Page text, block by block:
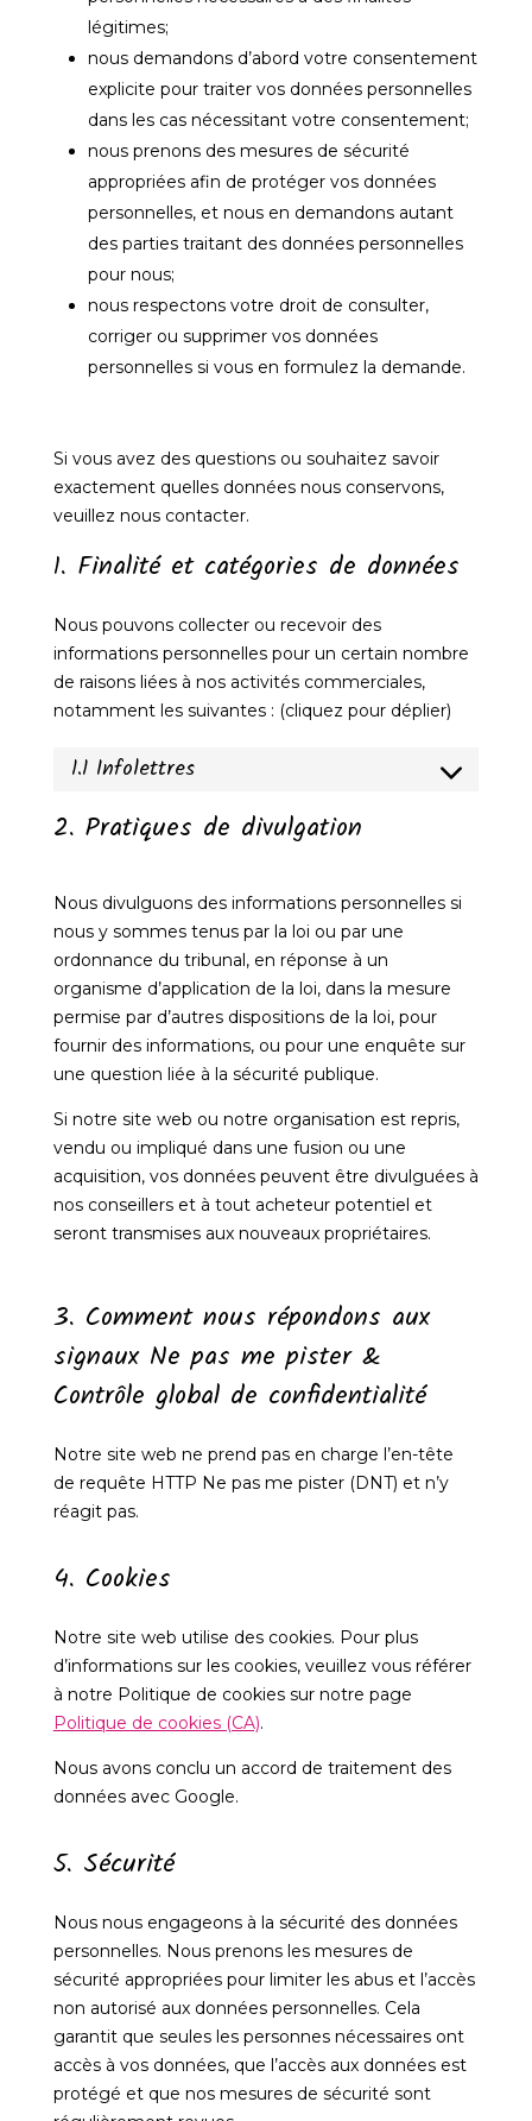
légitimes;
nous demandons d’abord votre consentement
explicite pour traiter vos données personnelles
dans les cas nécessitant votre consentement;
nous prenons des mesures de sécurité
appropriées afin de protéger vos données
personnelles, et nous en demandons autant
des parties traitant des données personnelles
pour nous;
nous respectons votre droit de consulter,
corriger ou supprimer vos données
personnelles si vous en formulez la demande.
Si vous avez des questions ou souhaitez savoir
exactement quelles données nous conservons,
veuillez nous contacter.
1. Finalité et catégories de données
Nous pouvons collecter ou recevoir des
informations personnelles pour un certain nombre
de raisons liées à nos activités commerciales,
notamment les suivantes : (cliquez pour déplier)
1.1 Infolettres
2. Pratiques de divulgation
Nous divulguons des informations personnelles si
nous y sommes tenus par la loi ou par une
ordonnance du tribunal, en réponse à un
organisme d’application de la loi, dans la mesure
permise par d’autres dispositions de la loi, pour
fournir des informations, ou pour une enquête sur
une question liée à la sécurité publique.
Si notre site web ou notre organisation est repris,
vendu ou impliqué dans une fusion ou une
acquisition, vos données peuvent être divulguées à
nos conseillers et à tout acheteur potentiel et
seront transmises aux nouveaux propriétaires.
3. Comment nous répondons aux
signaux Ne pas me pister &
Contrôle global de confidentialité
Notre site web ne prend pas en charge l’en-tête
de requête HTTP Ne pas me pister (DNT) et n’y
réagit pas.
4. Cookies
Notre site web utilise des cookies. Pour plus
d’informations sur les cookies, veuillez vous référer
à notre Politique de cookies sur notre page
Politique de cookies (CA).
Nous avons conclu un accord de traitement des
données avec Google.
5. Sécurité
Nous nous engageons à la sécurité des données
personnelles. Nous prenons les mesures de
sécurité appropriées pour limiter les abus et l’accès
non autorisé aux données personnelles. Cela
garantit que seules les personnes nécessaires ont
accès à vos données, que l’accès aux données est
protégé et que nos mesures de sécurité sont